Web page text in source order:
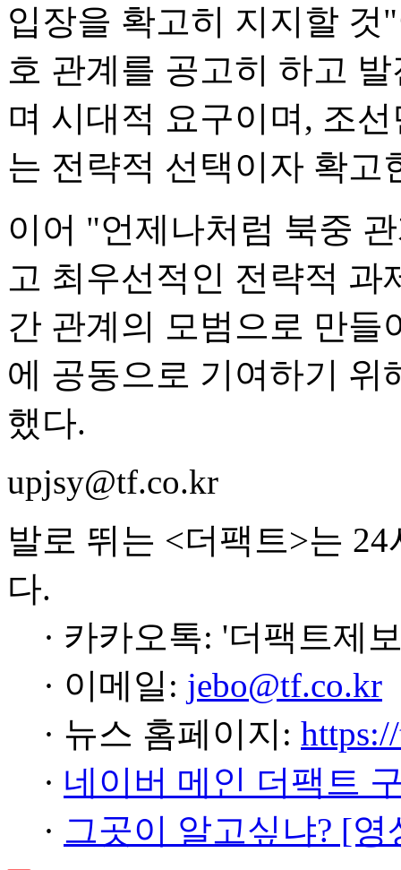
입장을 확고히 지지할
호 관계를 공고히 하고
며 시대적 요구이며, 조
는 전략적 선택이자 확고
이어 "언제나처럼 북중
고 최우선적인 전략적 과
간 관계의 모범으로 만들
에 공동으로 기여하기
했다.
upjsy@tf.co.kr
발로 뛰는 <더팩트>는
다.
· 카카오톡: '더팩트제
· 이메일: jebo@tf.co.kr
· 뉴스 홈페이지:
· 네이버 메인 더팩트
· 그곳이 알고싶냐? [